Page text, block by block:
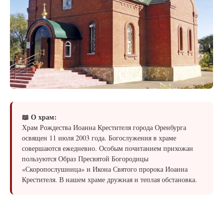
📖 О храм:
Храм Рождества Иоанна Крестителя города Оренбурга
освящен 11 июля 2003 года. Богослужения в храме
совершаются ежедневно. Особым почитанием прихожан
пользуются Образ Пресвятой Богородицы
«Скоропослушница» и Икона Святого пророка Иоанна
Крестителя. В нашем храме дружная и теплая обстановка.